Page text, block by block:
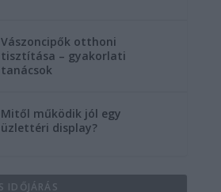
Vászoncipők otthoni
tisztítása – gyakorlati
tanácsok
Mitől működik jól egy
üzlettéri display?
IDŐJÁRÁS